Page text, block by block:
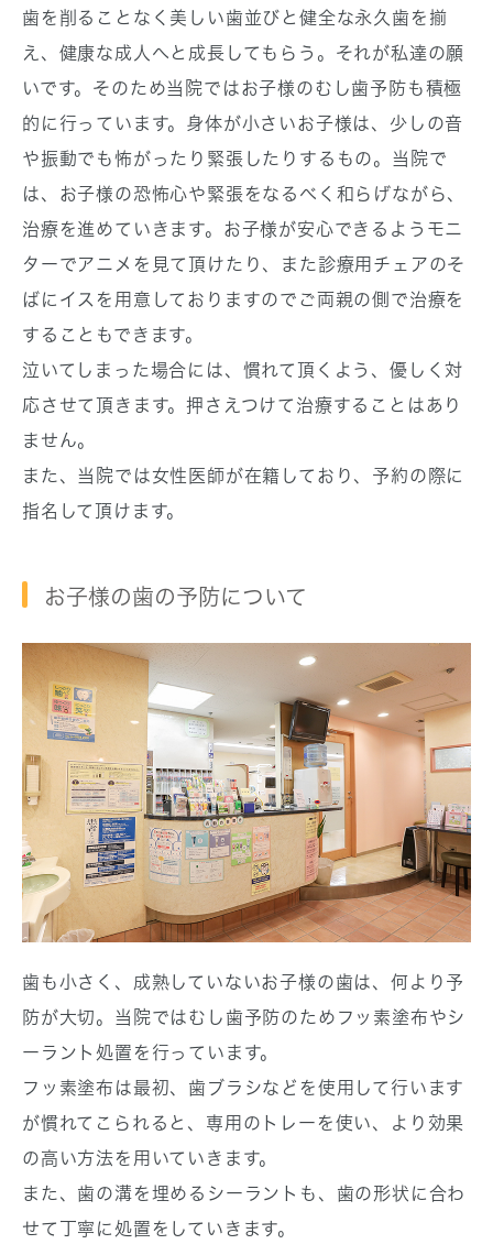
歯を削ることなく美しい歯並びと健全な永久歯を揃
え、健康な成人へと成長してもらう。それが私達の願
いです。そのため当院ではお子様のむし歯予防も積極
的に行っています。身体が小さいお子様は、少しの音
や振動でも怖がったり緊張したりするもの。当院で
は、お子様の恐怖心や緊張をなるべく和らげながら、
治療を進めていきます。 お子様が安心できるようモニ
ターでアニメを見て頂けたり、また診療用チェアのそ
ばにイスを用意しておりますのでご両親の側で治療を
することもできます。
泣いてしまった場合には、慣れて頂くよう、優しく対
応させて頂きます。押さえつけて治療することはあり
ません。
また、当院では女性医師が在籍しており、 予約の際に
指名して頂けます。
お子様の歯の予防について
歯も小さく、成熟していないお子様の歯は、何より予
防が大切。当院ではむし歯予防のためフッ素塗布やシ
ーラント処置を行っています。
フッ素塗布は最初、歯ブラシなどを使用して行います
が慣れてこられると、専用のトレーを使い、より効果
の高い方法を用いていきます。
また、歯の溝を埋めるシーラントも、歯の形状に合わ
せて丁寧に処置をしていきます。